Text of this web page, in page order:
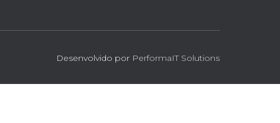
Desenvolvido por PerformaIT Solutions